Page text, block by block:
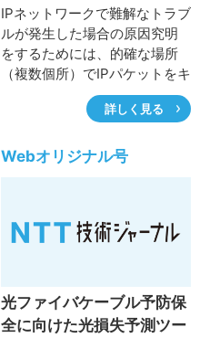
PCとローカル5G端末のみで現
場で簡単にローカル5Gの電波
調査ができる「ローカル5Gテ
スタ」を開発しましたので、
IPネットワークで難解なトラブ
ルが発生した場合の原因究明
をするためには、的確な場所
（複数個所）でIPパケットをキ
ャプチャし、通信区間の異常
を特定することが有効な手段
協力センタでは、これまで故
こでは「10Gbit/s対応パケット
詳しく見る
Webオリジナル号
光ファイバケーブル予防保
全に向けた光損失予測ツー